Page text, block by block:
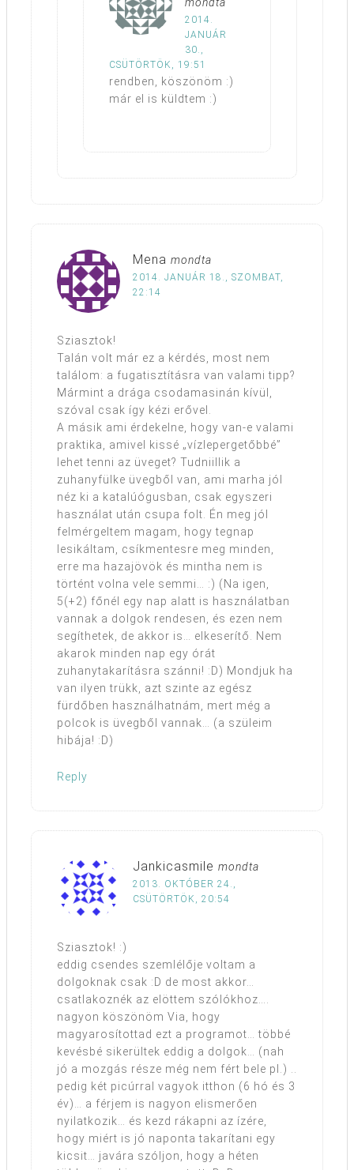
2014.
JANUÁR
30.,
CSÜTÖRTÖK, 19:51
rendben, köszönöm :)
már el is küldtem :)
Mena mondta
2014. JANUÁR 18., SZOMBAT,
22:14
Sziasztok!
Talán volt már ez a kérdés, most nem
találom: a fugatisztításra van valami tipp?
Mármint a drága csodamasinán kívül,
szóval csak így kézi erővel.
A másik ami érdekelne, hogy van-e valami
praktika, amivel kissé „vízlepergetőbbé”
lehet tenni az üveget? Tudniillik a
zuhanyfülke üvegből van, ami marha jól
néz ki a katalúógusban, csak egyszeri
használat után csupa folt. Én meg jól
felmérgeltem magam, hogy tegnap
lesikáltam, csíkmentesre meg minden,
erre ma hazajövök és mintha nem is
történt volna vele semmi… :) (Na igen,
5(+2) főnél egy nap alatt is használatban
vannak a dolgok rendesen, és ezen nem
segíthetek, de akkor is… elkeserítő. Nem
akarok minden nap egy órát
zuhanytakarításra szánni! :D) Mondjuk ha
van ilyen trükk, azt szinte az egész
fürdőben használhatnám, mert még a
polcok is üvegből vannak… (a szüleim
hibája! :D)
Reply
Jankicasmile mondta
2013. OKTÓBER 24.,
CSÜTÖRTÖK, 20:54
Sziasztok! :)
eddig csendes szemlélője voltam a
dolgoknak csak :D de most akkor…
csatlakoznék az elöttem szólókhoz….
nagyon köszönöm Via, hogy
magyarosítottad ezt a programot… többé
kevésbé sikerültek eddig a dolgok… (nah
jó a mozgás része még nem fért bele pl.) ..
pedig két picúrral vagyok itthon (6 hó és 3
év)… a férjem is nagyon elismerően
nyilatkozik… és kezd rákapni az ízére,
hogy miért is jó naponta takarítani egy
kicsit… javára szóljon, hogy a héten